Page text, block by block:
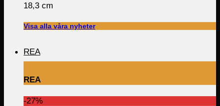
18,3 cm
Visa alla våra nyheter
REA
REA
-27%